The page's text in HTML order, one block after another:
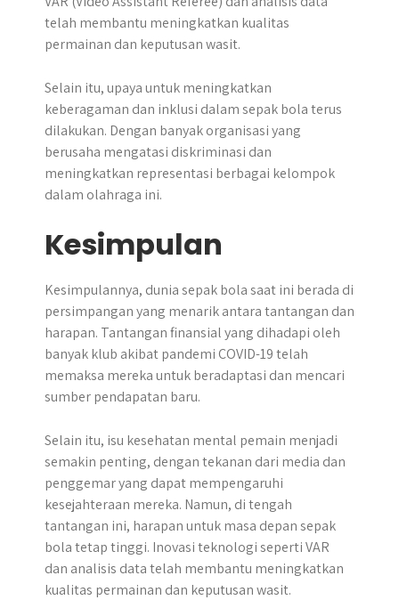
telah membantu meningkatkan kualitas
permainan dan keputusan wasit.
Selain itu, upaya untuk meningkatkan
keberagaman dan inklusi dalam sepak bola terus
dilakukan. Dengan banyak organisasi yang
berusaha mengatasi diskriminasi dan
meningkatkan representasi berbagai kelompok
dalam olahraga ini.
Kesimpulan
Kesimpulannya, dunia sepak bola saat ini berada di
persimpangan yang menarik antara tantangan dan
harapan. Tantangan finansial yang dihadapi oleh
banyak klub akibat pandemi COVID-19 telah
memaksa mereka untuk beradaptasi dan mencari
sumber pendapatan baru.
Selain itu, isu kesehatan mental pemain menjadi
semakin penting, dengan tekanan dari media dan
penggemar yang dapat mempengaruhi
kesejahteraan mereka. Namun, di tengah
tantangan ini, harapan untuk masa depan sepak
bola tetap tinggi. Inovasi teknologi seperti VAR
dan analisis data telah membantu meningkatkan
kualitas permainan dan keputusan wasit.